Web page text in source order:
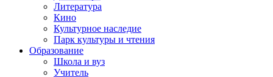
Литература
Кино
Культурное наследие
Парк культуры и чтения
Образование
Школа и вуз
Учитель